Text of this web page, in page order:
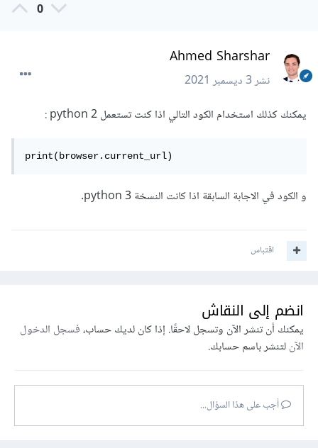
0
Ahmed Sharshar
نشر3 ديسمبر 2021
يمكنك كذلك استخدام الكود التالي اذا كنت تستعمل python 2 :
print(browser.current_url)
و الكود في الاجابة السابقة اذا كانت النسخة python 3.
اقتباس
انضم إلى النقاش
يمكنك أن تنشر الآن وتسجل لاحقًا. إذا كان لديك حساب،فسجل الدخول
الآنلتنشر باسم حسابك.
أجب على هذا السؤال...